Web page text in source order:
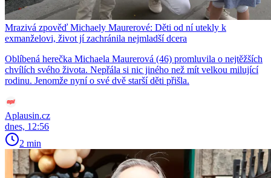
Mrazivá zpověď Michaely Maurerové: Děti od ní utekly k
exmanželovi, život jí zachránila nejmladší dcera
Oblíbená herečka Michaela Maurerová (46) promluvila o nejtěžších
chvílích svého života. Nepřála si nic jiného než mít velkou milující
rodinu. Jenomže nyní o své dvě starší děti přišla.
Aplausin.cz
dnes, 12:56
2 min